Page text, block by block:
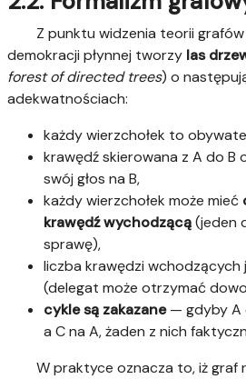
Z punktu widzenia teorii grafów
demokracji płynnej tworzy las
forest of directed trees) o
adekwatnościach:
każdy wierzchołek to
krawędź skierowana z A do B
swój głos na B,
każdy wierzchołek może mieć
krawędź wychodzącą(jeden
sprawę),
liczba krawędzi wchodzących
(delegat może otrzymać
cykle są zakazane— gdyby A
a C na A, żaden z nich
W praktyce oznacza to, iż graf